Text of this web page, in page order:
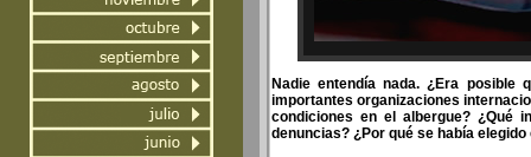
Nadie entendía nada. ¿Era posible
importantes organizaciones
condiciones en el albergue? ¿Qué
denuncias? ¿Por qué se había